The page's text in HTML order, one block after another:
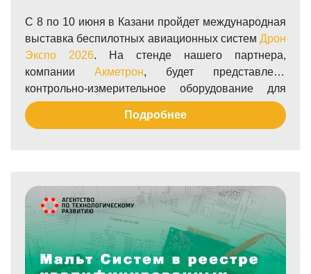
С 8 по 10 июня в Казани пройдет международная
выставка беспилотных авиационных систем Дрон
Экспо 2026. На стенде нашего партнера,
компании Акметрон, будет представлено
контрольно-измерительное оборудование для
тестирования бортовой электроники БАС, в том
числе и наш 4-канальный оцифровщик MaltDigi40.
Подробнее